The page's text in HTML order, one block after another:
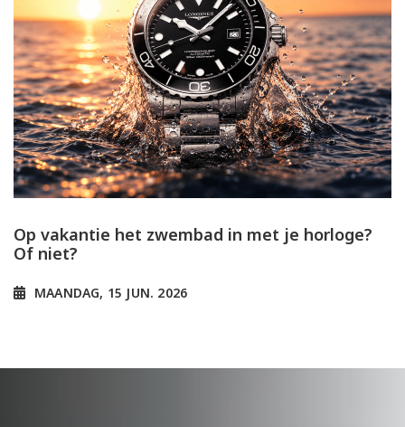
Op vakantie het zwembad in met je horloge?
Of niet?
MAANDAG, 15 JUN. 2026